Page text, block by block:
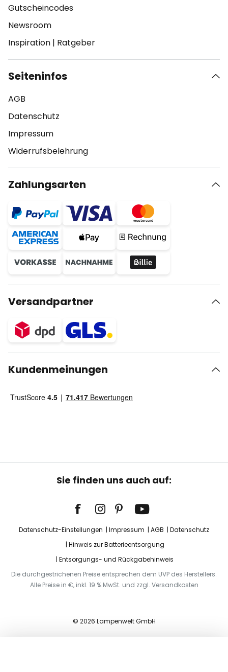
Gutscheincodes
Newsroom
Inspiration | Ratgeber
Seiteninfos
AGB
Datenschutz
Impressum
Widerrufsbelehrung
Zahlungsarten
Versandpartner
Kundenmeinungen
Sie finden uns auch auf:
Datenschutz-Einstellungen Impressum AGB
Datenschutz
Hinweis zur Batterieentsorgung
Entsorgungs- und Rückgabehinweis
Die durchgestrichenen Preise entsprechen dem UVP des Herstellers.
Alle Preise in €, inkl. 19 % MwSt. und zzgl. Versandkosten
© 2026 Lampenwelt GmbH